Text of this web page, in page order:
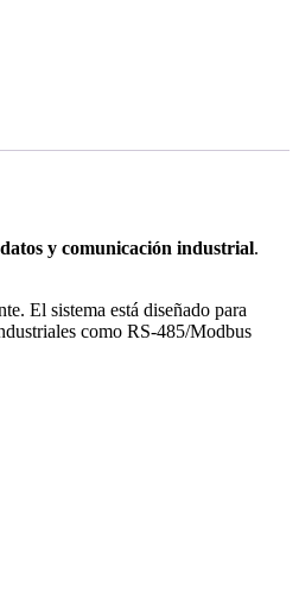
y comunicación industrial.
El sistema está diseñado para
como RS-485/Modbus